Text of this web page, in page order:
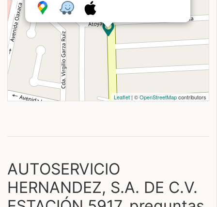
Leaflet| ©OpenStreetMapcontributors
AUTOSERVICIO
HERNANDEZ, S.A. DE C.V.